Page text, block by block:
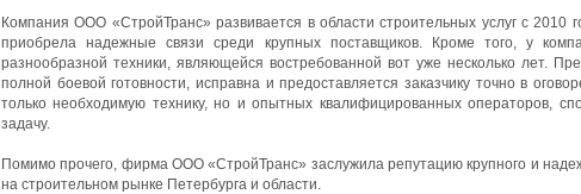
Компания ООО «СтройТранс» развивается в области строительных услуг с
приобрела надежные связи среди крупных поставщиков. Кроме того, у
разнообразной техники, являющейся востребованной вот уже несколько лет.
полной боевой готовности, исправна и предоставляется заказчику точно в
только необходимую технику, но и опытных квалифицированных операторов,
задачу.
Помимо прочего, фирма ООО «СтройТранс» заслужила репутацию крупного и
на строительном рынке Петербурга и области.